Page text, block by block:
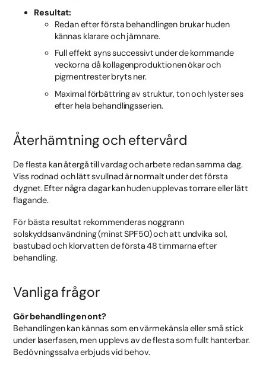
Resultat:
Redan efter första behandlingen brukar huden
kännas klarare och jämnare.
Full effekt syns successivt under de kommande
veckorna då kollagenproduktionen ökar och
pigmentrester bryts ner.
Maximal förbättring av struktur, ton och lyster ses
efter hela behandlingsserien.
Återhämtning och eftervård
De flesta kan återgå till vardag och arbete redan samma dag.
Viss rodnad och lätt svullnad är normalt under det första
dygnet. Efter några dagar kan huden upplevas torrare eller lätt
flagande.
För bästa resultat rekommenderas noggrann
solskyddsanvändning (minst SPF50) och att undvika sol,
bastubad och klorvatten de första 48 timmarna efter
behandling.
Vanliga frågor
Gör behandlingen ont?
Behandlingen kan kännas som en värmekänsla eller små stick
under laserfasen, men upplevs av de flesta som fullt hanterbar.
Bedövningssalva erbjuds vid behov.